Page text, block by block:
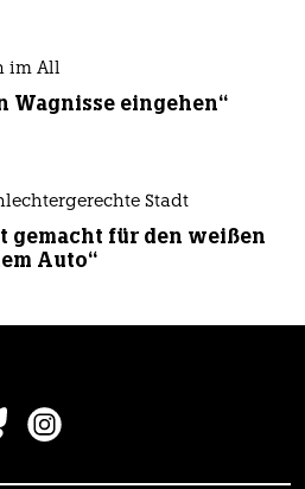
im All
Wagnisse eingehen“
Stadt
gemacht für den weißen
Auto“